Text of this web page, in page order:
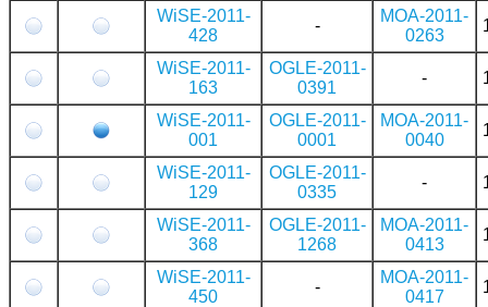
WiSE-2011-
428
-
MOA-2011-
0263
WiSE-2011-
163
OGLE-2011-
0391
-
WiSE-2011-
001
OGLE-2011-
0001
MOA-2011-
0040
WiSE-2011-
129
OGLE-2011-
0335
-
WiSE-2011-
368
OGLE-2011-
1268
MOA-2011-
0413
WiSE-2011-
450
-
MOA-2011-
0417